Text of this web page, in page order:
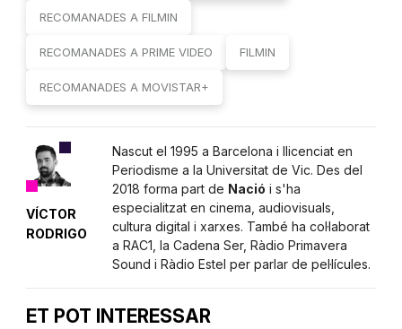
RECOMANADES A FILMIN
RECOMANADES A PRIME VIDEO FILMIN
RECOMANADES A MOVISTAR+
VÍCTOR
RODRIGO
Nascut el 1995 a Barcelona i llicenciat en
Periodisme a la Universitat de Vic. Des del
2018 forma part de Nació i s'ha
especialitzat en cinema, audiovisuals,
cultura digital i xarxes. També ha col·laborat
a RAC1, la Cadena Ser, Ràdio Primavera
Sound i Ràdio Estel per parlar de pel·lícules.
ET POT INTERESSAR